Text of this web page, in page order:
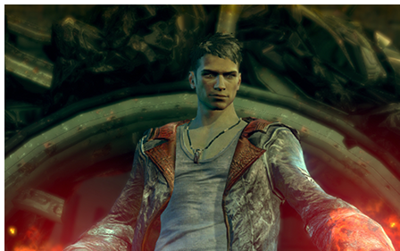
A Tomb Raider sem ússza meg a manapság már kötelező videosorozatot.